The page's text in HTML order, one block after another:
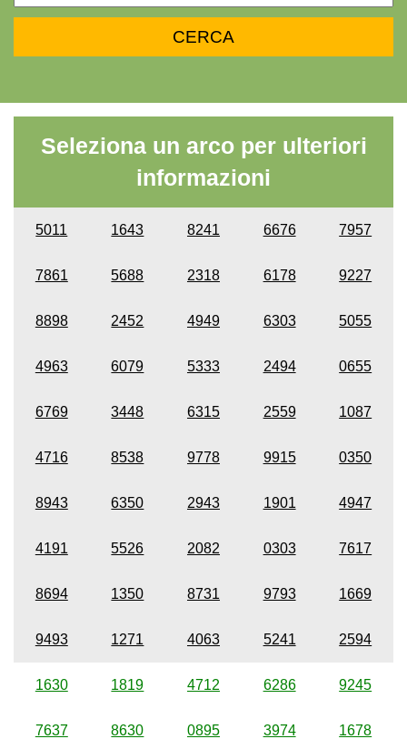
Seleziona un arco per ulteriori
informazioni
5011 1643 8241 6676 7957
7861 5688 2318 6178 9227
8898 2452 4949 6303 5055
4963 6079 5333 2494 0655
6769 3448 6315 2559 1087
4716 8538 9778 9915 0350
8943 6350 2943 1901 4947
4191 5526 2082 0303 7617
8694 1350 8731 9793 1669
9493 1271 4063 5241 2594
1630 1819 4712 6286 9245
7637 8630 0895 3974 1678